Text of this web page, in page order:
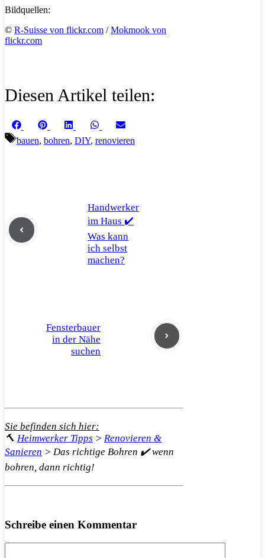
Bildquellen:
© R-Suisse von flickr.com /Mokmook von
flickr.com
Diesen Artikel teilen:
Share
FacebookShare
on
Pinterest Share
on
LinkedInShare
WhatsApp
Share
Schlagwörter
bauen, bohren, DIY, renovieren
Handwerker
im Haus ✔️
Was kann
ich selbst
machen?
Fensterbauer
in der Nähe
suchen
Sie befinden sich hier:
🔨 Heimwerker Tipps > Renovieren &
Sanieren > Das richtige Bohren ✔️ wenn
bohren, dann richtig!
Schreibe einen Kommentar